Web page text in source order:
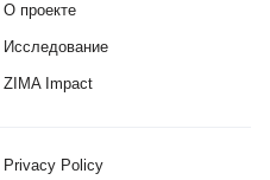
О проекте
Исследование
ZIMA Impact
Privacy Policy